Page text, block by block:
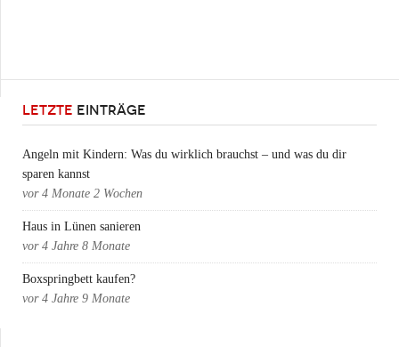
LETZTE EINTRÄGE
Angeln mit Kindern: Was du wirklich brauchst – und was du dir
sparen kannst
vor 4 Monate 2 Wochen
Haus in Lünen sanieren
vor 4 Jahre 8 Monate
Boxspringbett kaufen?
vor 4 Jahre 9 Monate